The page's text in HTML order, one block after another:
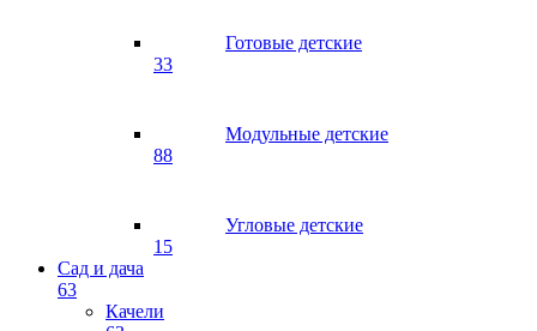
Готовые детские
33
Модульные детские
88
Угловые детские
15
Сад и дача
63
Качели